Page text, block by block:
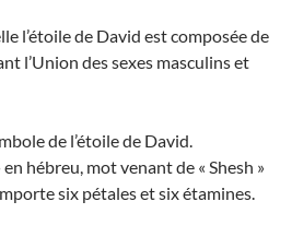
l’étoile de David est composée de
l’Union des sexes masculins et
de l’étoile de David.
en hébreu, mot venant de « Shesh »
six pétales et six étamines.